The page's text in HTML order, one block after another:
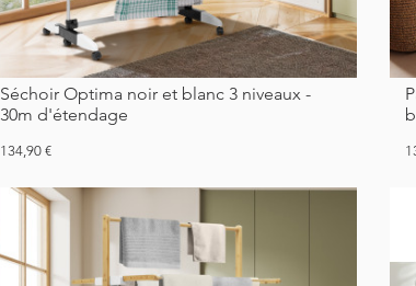
Séchoir Optima noir et blanc 3 niveaux -
30m d'étendage
Prix
134,90 €
Panier à linge Maya 3 compartiments en